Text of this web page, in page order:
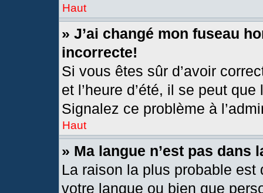
Haut
» J’ai changé mon fuseau
incorrecte!
Si vous êtes sûr d’avoir
et l’heure d’été, il se peut
Signalez ce problème à
Haut
» Ma langue n’est pas dans
La raison la plus probable est
votre langue ou bien que